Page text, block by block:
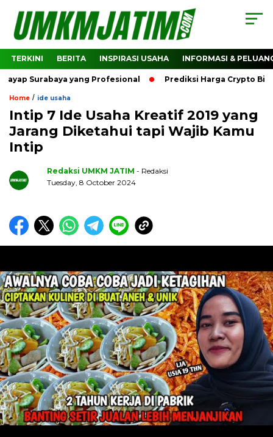
TERKINI BERITA INSPIRASI USAHA INFORMASI &
yang Profesional Prediksi Harga Crypto Bitcoin:
Home / ide usaha
Intip 7 Ide Usaha Kreatif 2019 yang
Jarang Diketahui tapi Wajib Kamu
Intip
Redaksi UMKM JATIM - Redaksi
Tuesday, 8 October 2024